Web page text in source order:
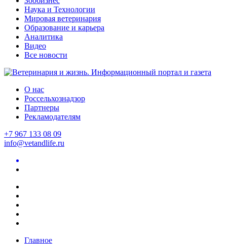
Наука и Технологии
Мировая ветеринария
Образование и карьера
Аналитика
Видео
Все новости
О нас
Россельхознадзор
Партнеры
Рекламодателям
+7 967 133 08 09
info@vetandlife.ru
Главное